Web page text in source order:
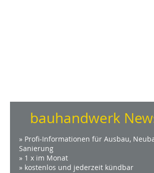
bauhandwerk
» Profi-Informationen für Ausbau,
Sanierung
» 1 x im Monat
» kostenlos und jederzeit kündbar